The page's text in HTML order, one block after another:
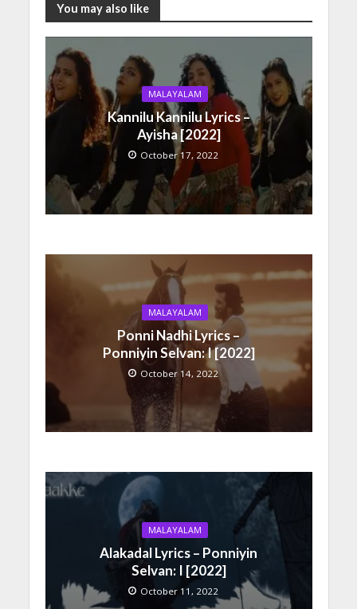
You may also like
MALAYALAM
Kannilu Kannilu Lyrics –
Ayisha [2022]
October 17, 2022
MALAYALAM
Ponni Nadhi Lyrics –
Ponniyin Selvan: I [2022]
October 14, 2022
MALAYALAM
Alakadal Lyrics – Ponniyin
Selvan: I [2022]
October 11, 2022